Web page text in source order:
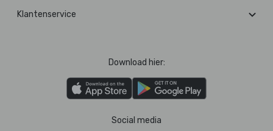
Klantenservice
Download hier:
Social media